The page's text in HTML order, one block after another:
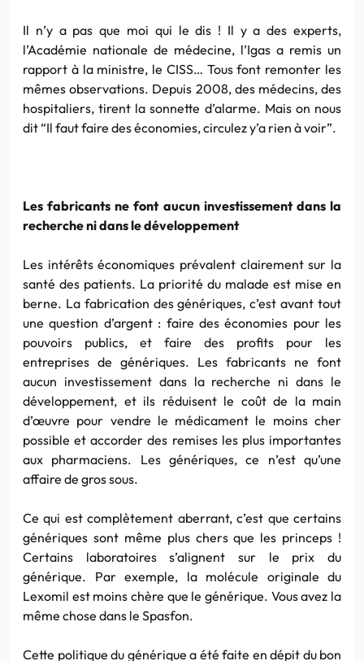
Il n’y a pas que moi qui le dis ! Il y a des experts,
l’Académie nationale de médecine, l’Igas a remis un
rapport à la ministre, le CISS… Tous font remonter les
mêmes observations. Depuis 2008, des médecins, des
hospitaliers, tirent la sonnette d’alarme. Mais on nous
dit “Il faut faire des économies, circulez y’a rien à voir”.
Les fabricants ne font aucun investissement dans la
recherche ni dans le développement
Les intérêts économiques prévalent clairement sur la
santé des patients. La priorité du malade est mise en
berne. La fabrication des génériques, c’est avant tout
une question d’argent : faire des économies pour les
pouvoirs publics, et faire des profits pour les
entreprises de génériques. Les fabricants ne font
aucun investissement dans la recherche ni dans le
développement, et ils réduisent le coût de la main
d’œuvre pour vendre le médicament le moins cher
possible et accorder des remises les plus importantes
aux pharmaciens. Les génériques, ce n’est qu’une
affaire de gros sous.
Ce qui est complètement aberrant, c’est que certains
génériques sont même plus chers que les princeps !
Certains laboratoires s’alignent sur le prix du
générique. Par exemple, la molécule originale du
Lexomil est moins chère que le générique. Vous avez la
même chose dans le Spasfon.
Cette politique du générique a été faite en dépit du bon